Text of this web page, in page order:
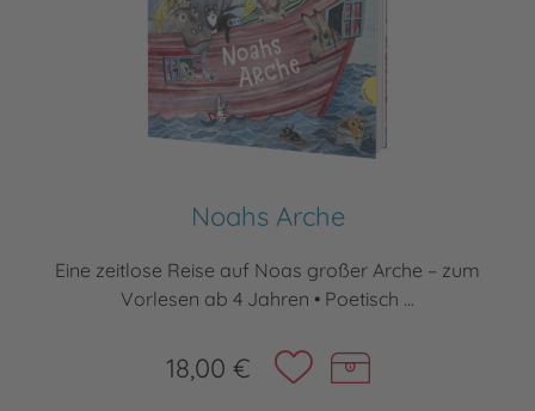
Noahs Arche
Eine zeitlose Reise auf Noas großer Arche – zum
Vorlesen ab 4 Jahren • Poetisch ...
18,00 €